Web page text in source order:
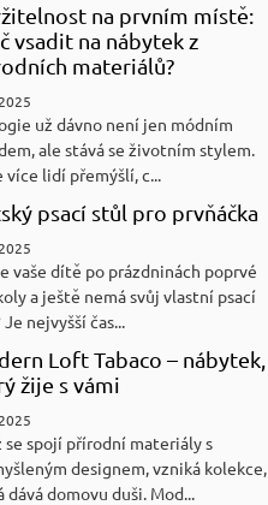
na prvním místě:
vsadit na nábytek z
materiálů?
už dávno není jen módním
ale stává se životním stylem.
více lidí přemýšlí, c...
psací stůl pro prvňáčka
vaše dítě po prázdninách poprvé
a ještě nemá svůj vlastní psací
nejvyšší čas...
Loft Tabaco – nábytek,
žije s vámi
se spojí přírodní materiály s
designem, vzniká kolekce,
dává domovu duši. Mod...